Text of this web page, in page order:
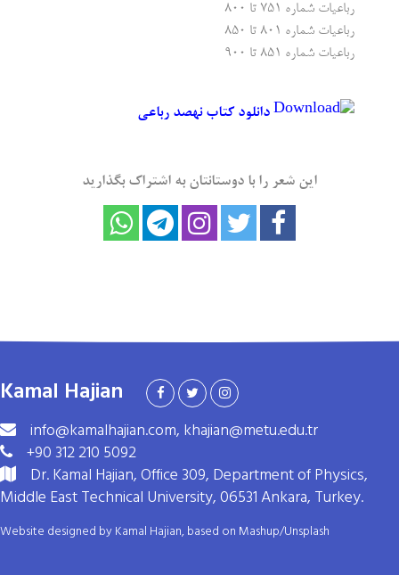
رباعیات شماره ۷۵۱ تا ۸۰۰
رباعیات شماره ۸۰۱ تا ۸۵۰
رباعیات شماره ۸۵۱ تا ۹۰۰
دانلود کتاب نهصد رباعی
این شعر را با دوستانتان به اشتراک بگذارید
Kamal Hajian
info@kamalhajian.com, khajian@metu.edu.tr
+90 312 210 5092
Dr. Kamal Hajian, Office 309, Department of Physics,
Middle East Technical University, 06531 Ankara, Turkey.
Website designed by Kamal Hajian, based on Mashup/Unsplash